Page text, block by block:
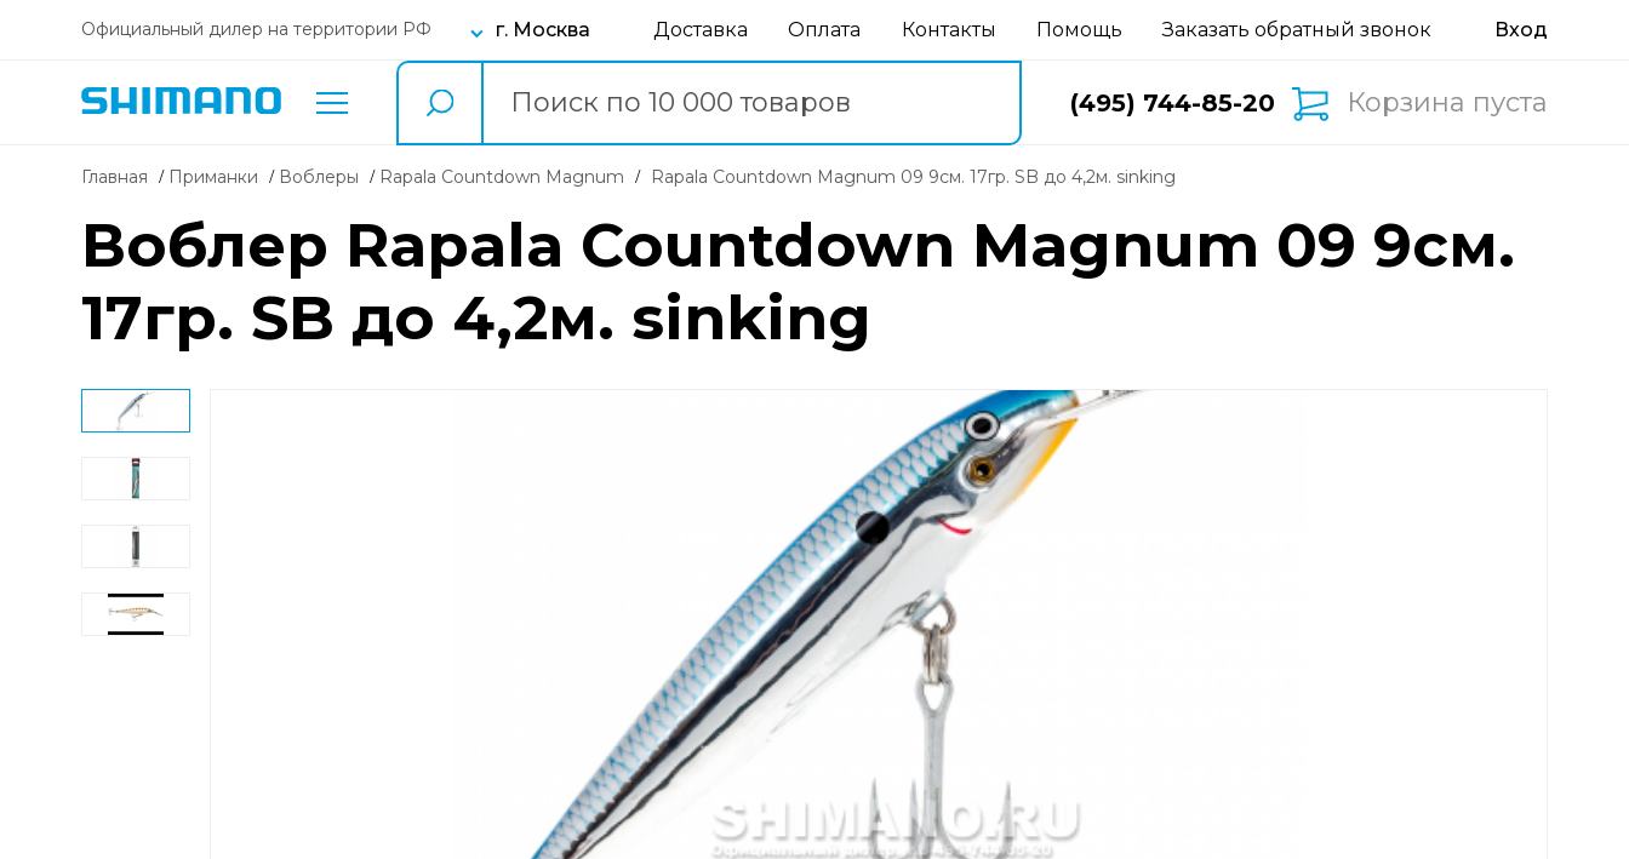
Официальный дилер на территории РФ г. Москва Доставка Оплата Контакты Помощь Заказать обратный звонок
(495) 744-85-20 Корзина пуста
Главная Приманки воблеры Rapala Countdown Magnum Rapala Countdown Magnum 09 9см. 17гр. SB до 4,2м. sinking
Воблер Rapala Countdown Magnum 09 9см.
17гр. SB до 4,2м. sinking